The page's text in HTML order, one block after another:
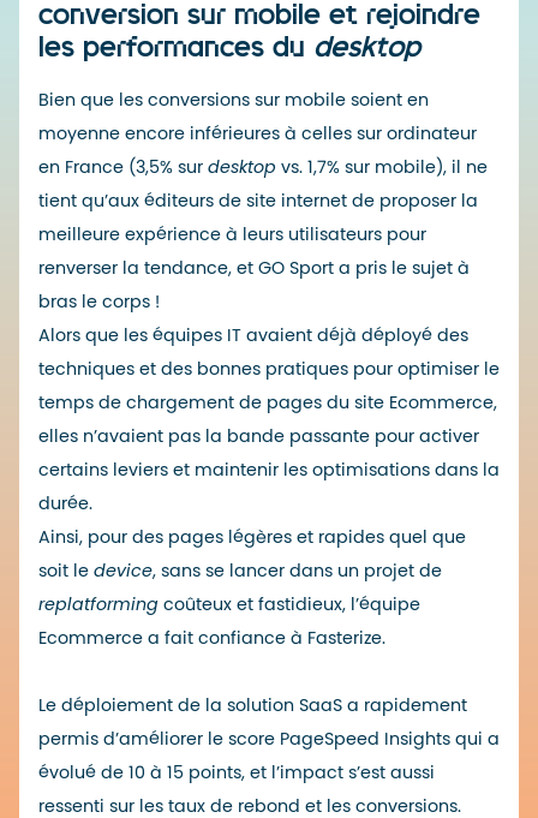
conversion sur mobile et rejoindre
les performances du desktop
Bien que les conversions sur mobile soient en
moyenne encore inférieures à celles sur ordinateur
en France (3,5% sur desktop vs. 1,7% sur mobile), il ne
tient qu’aux éditeurs de site internet de proposer la
meilleure expérience à leurs utilisateurs pour
renverser la tendance, et GO Sport a pris le sujet à
bras le corps !
Alors que les équipes IT avaient déjà déployé des
techniques et des bonnes pratiques pour optimiser le
temps de chargement de pages du site Ecommerce,
elles n’avaient pas la bande passante pour activer
certains leviers et maintenir les optimisations dans la
durée.
Ainsi, pour des pages légères et rapides quel que
soit le device, sans se lancer dans un projet de
replatforming coûteux et fastidieux, l’équipe
Ecommerce a fait confiance à Fasterize.
Le déploiement de la solution SaaS a rapidement
permis d’améliorer le score PageSpeed Insights qui a
évolué de 10 à 15 points, et l’impact s’est aussi
ressenti sur les taux de rebond et les conversions.